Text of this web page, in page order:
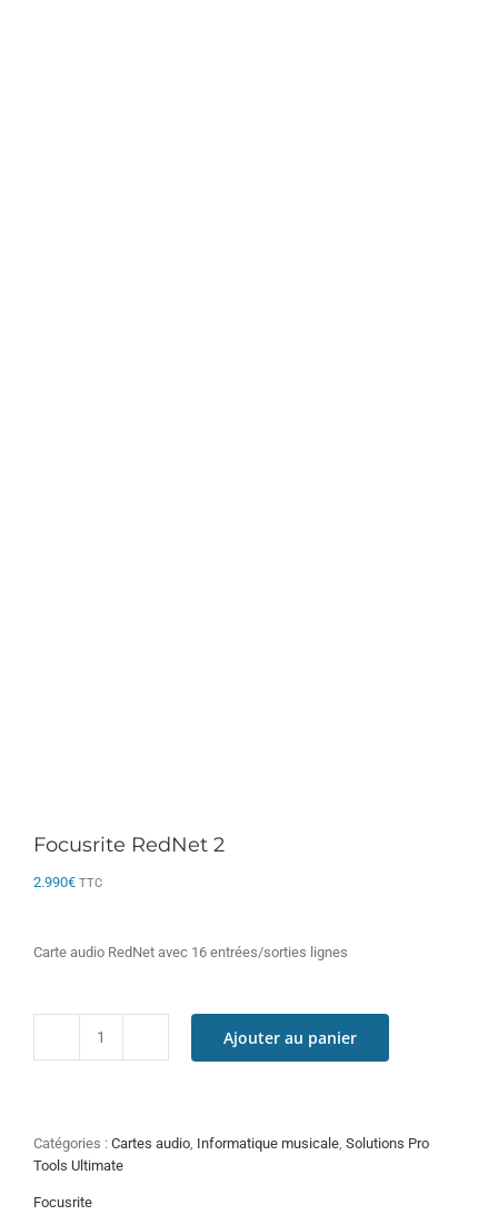
Focusrite RedNet 2
2.990€ TTC
Carte audio RedNet avec 16 entrées/sorties lignes
quantité
Ajouter au panier
Catégories : Cartes audio, Informatique musicale, Solutions Pro
Tools Ultimate
Focusrite